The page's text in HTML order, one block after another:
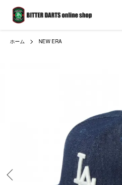
ホーム NEW ERA